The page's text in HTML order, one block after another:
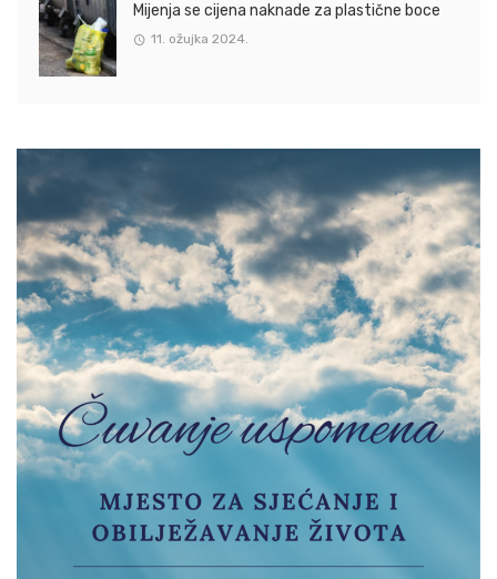
Mijenja se cijena naknade za plastične boce
11. ožujka 2024.